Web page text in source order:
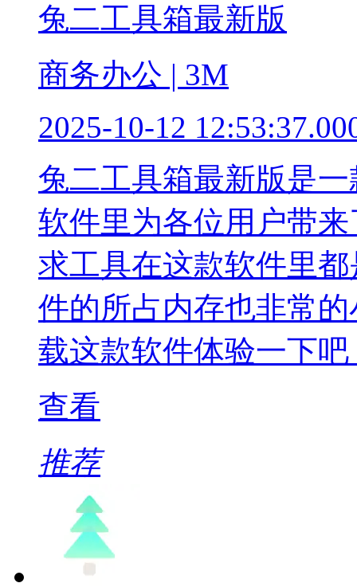
兔二工具箱最新版
商务办公 | 3M
2025-10-12
兔二工具箱最新版是
软件里为各位用户带
求工具在这款软件里
件的所占内存也非常
载这款软件体验一下吧
查看
推荐